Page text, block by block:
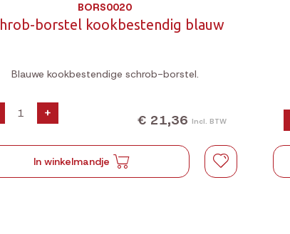
BORS0020
borstel kookbestendig blauw
Blauwe kookbestendige schrob-borstel.
+ € 21,36 Incl. BTW
In winkelmandje